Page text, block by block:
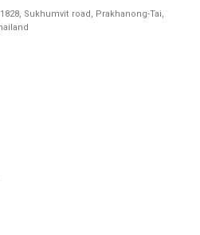
Sukhumvit road, Prakhanong-Tai,